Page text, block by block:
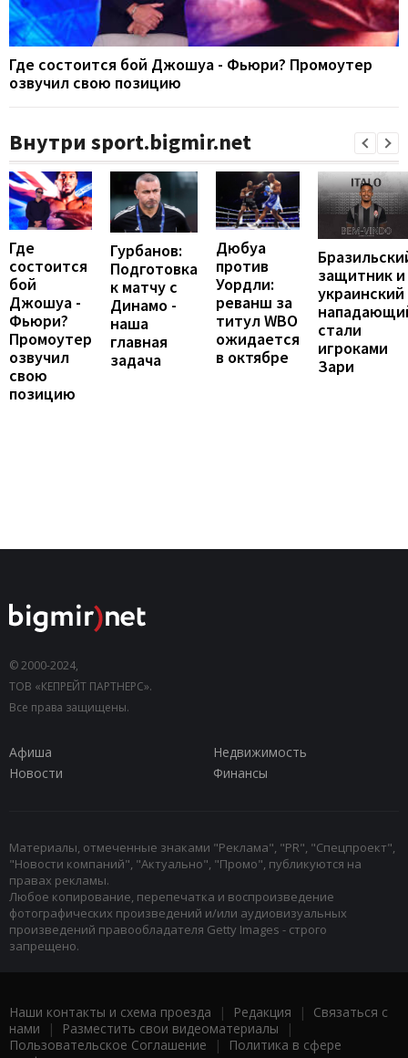
Где состоится бой Джошуа - Фьюри? Промоутер
озвучил свою позицию
Внутри sport.bigmir.net
Где
состоится
бой
Джошуа -
Фьюри?
Промоутер
озвучил
свою
позицию
Гурбанов:
Подготовка
к матчу с
Динамо -
наша
главная
задача
Дюбуа
против
Уордли:
реванш за
титул WBO
ожидается
в октябре
защитник и
украинский
стали
игроками
Зари
© 2000-2024,
ТОВ «КЕПРЕЙТ ПАРТНЕРС».
Все права защищены.
Афиша
Недвижимость
Новости
Финансы
Материалы, отмеченные знаками "Реклама", "PR", "Спецпроект",
"Новости компаний", "Актуально", "Промо", публикуются на
правах рекламы.
Любое копирование, перепечатка и воспроизведение
фотографических произведений и/или аудиовизуальных
произведений правообладателя Getty Images - строго
запрещено.
Наши контакты и схема проезда | Редакция | Связаться с
нами | Разместить свои видеоматериалы |
Пользовательское Соглашение |
Политика в сфере